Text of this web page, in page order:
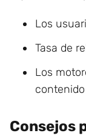
Los
Tasa de
Los
Consejos